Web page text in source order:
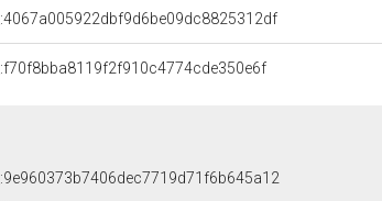
_:4067a005922dbf9d6be09dc8825312df
_:f70f8bba8119f2f910c4774cde350e6f
_:9e960373b7406dec7719d71f6b645a12